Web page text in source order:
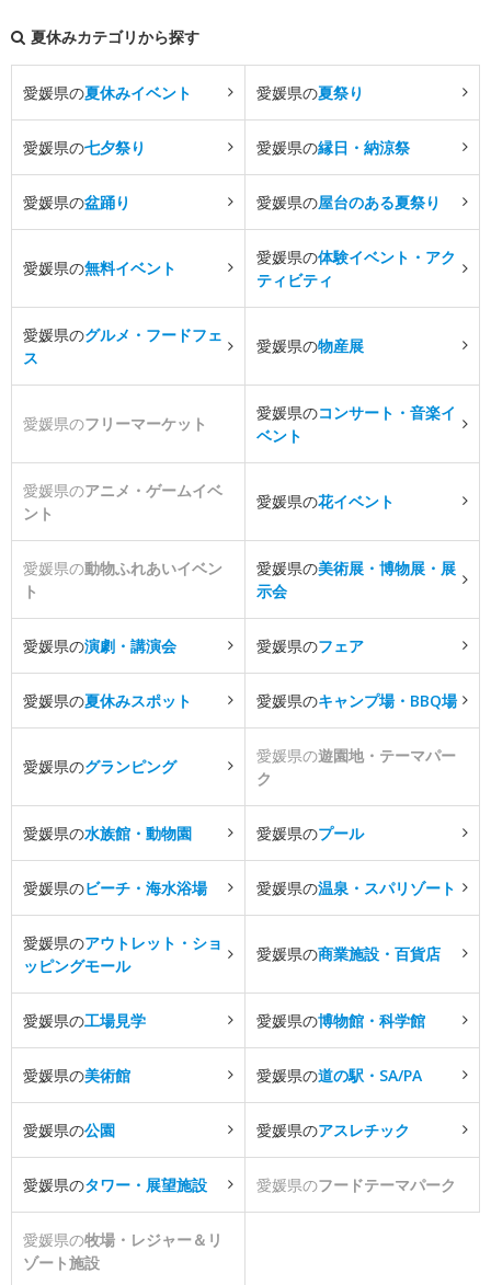
夏休みカテゴリから探す
愛媛県の夏休みイベント 愛媛県の夏祭り
愛媛県の七夕祭り 愛媛県の縁日・納涼祭
愛媛県の盆踊り 愛媛県の屋台のある夏祭り
愛媛県の無料イベント
愛媛県の体験イベント・アク
ティビティ
愛媛県のグルメ・フードフェ
ス
愛媛県の物産展
愛媛県のフリーマーケット
愛媛県のコンサート・音楽イ
ベント
愛媛県のアニメ・ゲームイベ
ント
愛媛県の花イベント
愛媛県の動物ふれあいイベン
ト
愛媛県の美術展・博物展・展
示会
愛媛県の演劇・講演会 愛媛県のフェア
愛媛県の夏休みスポット 愛媛県のキャンプ場・BBQ場
愛媛県のグランピング
愛媛県の遊園地・テーマパー
ク
愛媛県の水族館・動物園 愛媛県のプール
愛媛県のビーチ・海水浴場 愛媛県の温泉・スパリゾート
愛媛県のアウトレット・ショ
ッピングモール
愛媛県の商業施設・百貨店
愛媛県の工場見学 愛媛県の博物館・科学館
愛媛県の美術館 愛媛県の道の駅・SA/PA
愛媛県の公園 愛媛県のアスレチック
愛媛県のタワー・展望施設 愛媛県のフードテーマパーク
愛媛県の牧場・レジャー＆リ
ゾート施設